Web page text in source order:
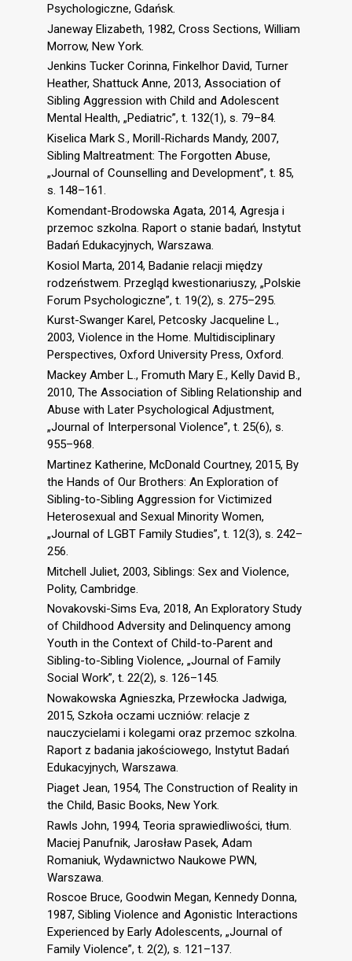
Psychologiczne, Gdańsk.
Janeway Elizabeth, 1982, Cross Sections, William
Morrow, New York.
Jenkins Tucker Corinna, Finkelhor David, Turner
Heather, Shattuck Anne, 2013, Association of
Sibling Aggression with Child and Adolescent
Mental Health, „Pediatric”, t. 132(1), s. 79–84.
Kiselica Mark S., Morill-Richards Mandy, 2007,
Sibling Maltreatment: The Forgotten Abuse,
„Journal of Counselling and Development”, t. 85,
s. 148–161.
Komendant-Brodowska Agata, 2014, Agresja i
przemoc szkolna. Raport o stanie badań, Instytut
Badań Edukacyjnych, Warszawa.
Kosiol Marta, 2014, Badanie relacji między
rodzeństwem. Przegląd kwestionariuszy, „Polskie
Forum Psychologiczne”, t. 19(2), s. 275–295.
Kurst-Swanger Karel, Petcosky Jacqueline L.,
2003, Violence in the Home. Multidisciplinary
Perspectives, Oxford University Press, Oxford.
Mackey Amber L., Fromuth Mary E., Kelly David B.,
2010, The Association of Sibling Relationship and
Abuse with Later Psychological Adjustment,
„Journal of Interpersonal Violence”, t. 25(6), s.
955–968.
Martinez Katherine, McDonald Courtney, 2015, By
the Hands of Our Brothers: An Exploration of
Sibling-to-Sibling Aggression for Victimized
Heterosexual and Sexual Minority Women,
„Journal of LGBT Family Studies”, t. 12(3), s. 242–
256.
Mitchell Juliet, 2003, Siblings: Sex and Violence,
Polity, Cambridge.
Novakovski-Sims Eva, 2018, An Exploratory Study
of Childhood Adversity and Delinquency among
Youth in the Context of Child-to-Parent and
Sibling-to-Sibling Violence, „Journal of Family
Social Work”, t. 22(2), s. 126–145.
Nowakowska Agnieszka, Przewłocka Jadwiga,
2015, Szkoła oczami uczniów: relacje z
nauczycielami i kolegami oraz przemoc szkolna.
Raport z badania jakościowego, Instytut Badań
Edukacyjnych, Warszawa.
Piaget Jean, 1954, The Construction of Reality in
the Child, Basic Books, New York.
Rawls John, 1994, Teoria sprawiedliwości, tłum.
Maciej Panufnik, Jarosław Pasek, Adam
Romaniuk, Wydawnictwo Naukowe PWN,
Warszawa.
Roscoe Bruce, Goodwin Megan, Kennedy Donna,
1987, Sibling Violence and Agonistic Interactions
Experienced by Early Adolescents, „Journal of
Family Violence”, t. 2(2), s. 121–137.